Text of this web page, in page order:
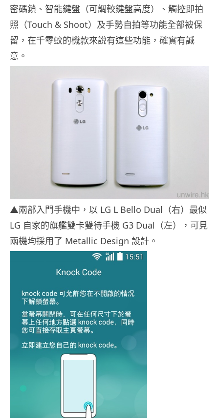
密碼鎖、智能鍵盤（可調較鍵盤高度）、觸控即拍
照（Touch & Shoot）及手勢自拍等功能全部被保
留，在千零蚊的機款來說有這些功能，確實有誠
意。
▲兩部入門手機中，以 LG L Bello Dual（右）最似
LG 自家的旗艦雙卡雙待手機 G3 Dual（左），可見
兩機均採用了 Metallic Design 設計。